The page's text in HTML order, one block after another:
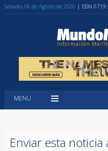
Sábado, 08 de Agosto de 2026 | ISSN
MENU
Enviar esta noticia